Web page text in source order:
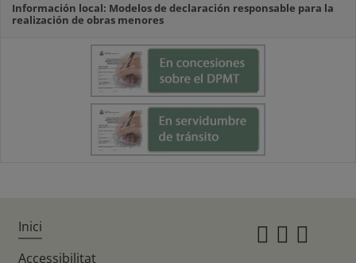
Información local: Modelos de declaración responsable para la
realización de obras menores
Inici
Accessibilitat